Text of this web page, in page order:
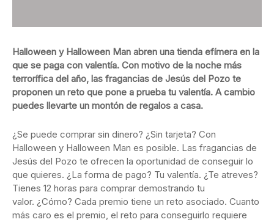
Halloween y Halloween Man abren una tienda efímera en la
que se paga con valentía. Con motivo de la noche más
terrorífica del año, las fragancias de Jesús del Pozo te
proponen un reto que pone a prueba tu valentía. A cambio
puedes llevarte un montón de regalos a casa.
¿Se puede comprar sin dinero? ¿Sin tarjeta? Con
Halloween y Halloween Man es posible. Las fragancias de
Jesús del Pozo te ofrecen la oportunidad de conseguir lo
que quieres. ¿La forma de pago? Tu valentía. ¿Te atreves?
Tienes 12 horas para comprar demostrando tu
valor. ¿Cómo? Cada premio tiene un reto asociado. Cuanto
más caro es el premio, el reto para conseguirlo requiere